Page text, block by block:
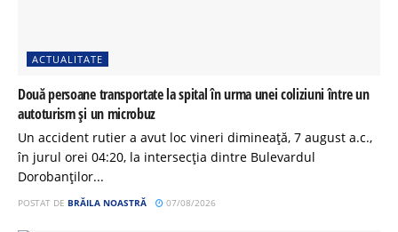
ACTUALITATE
Două persoane transportate la spital în urma unei coliziuni între un
autoturism și un microbuz
Un accident rutier a avut loc vineri dimineață, 7 august a.c.,
în jurul orei 04:20, la intersecția dintre Bulevardul
Dorobanților...
POSTAT DE BRĂILA NOASTRĂ 07/08/2026